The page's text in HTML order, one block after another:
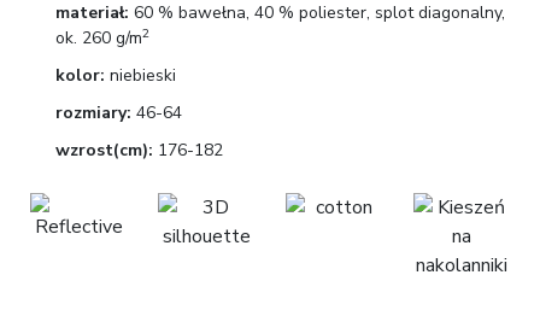
materiał: 60 % bawełna, 40 % poliester, splot diagonalny,
ok. 260 g/m2
kolor: niebieski
rozmiary: 46-64
wzrost(cm): 176-182